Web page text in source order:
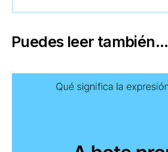
Puedes leer también...